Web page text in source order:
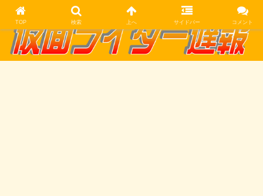
TOP 検索 上へ サイドバー コメント